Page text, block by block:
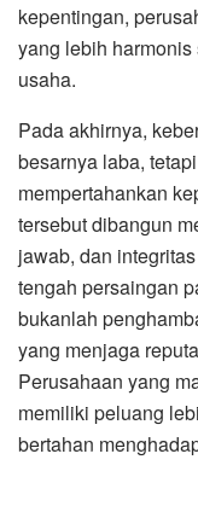
kepentingan,
yang lebih
usaha.
Pada akhirnya,
besarnya laba,
mempertahankan
tersebut dibangun
jawab, dan
tengah persaingan
bukanlah
yang menjaga
Perusahaan yang
memiliki peluang
bertahan